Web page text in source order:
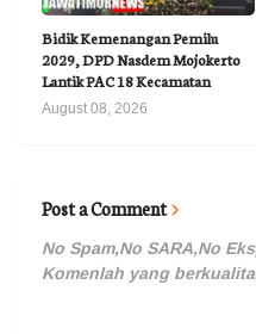
Bidik Kemenangan Pemilu
2029, DPD Nasdem Mojokerto
Lantik PAC 18 Kecamatan
August 08, 2026
Post a Comment
No Spam,No SARA,No
Komenlah yang